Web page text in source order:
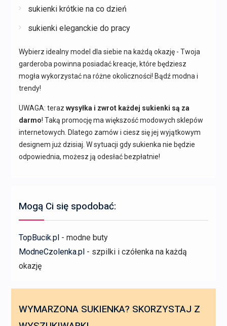
sukienki krótkie na co dzień
sukienki eleganckie do pracy
Wybierz idealny model dla siebie na każdą okazję - Twoja
garderoba powinna posiadać kreacje, które będziesz
mogła wykorzystać na różne okoliczności! Bądź modna i
trendy!
UWAGA: teraz wysyłka i zwrot każdej sukienki są za
darmo! Taką promocję ma większość modowych sklepów
internetowych. Dlatego zamów i ciesz się jej wyjątkowym
designem już dzisiaj. W sytuacji gdy sukienka nie będzie
odpowiednia, możesz ją odesłać bezpłatnie!
Mogą Ci się spodobać:
TopBucik.pl- modne buty
ModneCzolenka.pl- szpilki i czółenka na każdą
okazję
WYMARZONA SUKIENKA? SKORZYSTAJ Z